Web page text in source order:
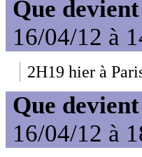
Que
16/04/12 à
2H19 hier à
Que
16/04/12 à